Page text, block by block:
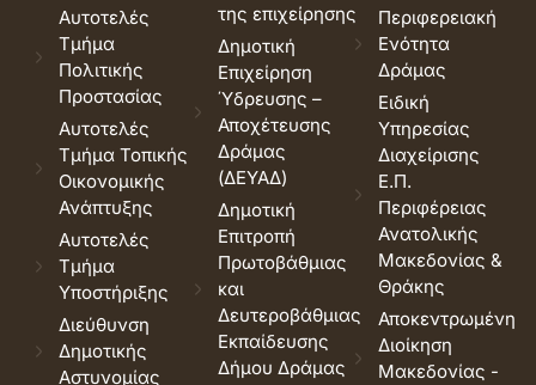
Αυτοτελές
Τμήμα
Πολιτικής
Προστασίας
Αυτοτελές
Τμήμα Τοπικής
Οικονομικής
Ανάπτυξης
Αυτοτελές
Τμήμα
Υποστήριξης
Διεύθυνση
Δημοτικής
Αστυνομίας
της επιχείρησης
Δημοτική
Επιχείρηση
Ύδρευσης –
Αποχέτευσης
Δράμας
(ΔΕΥΑΔ)
Δημοτική
Επιτροπή
Πρωτοβάθμιας
και
Δευτεροβάθμιας
Εκπαίδευσης
Δήμου Δράμας
Περιφερειακή
Ενότητα
Δράμας
Ειδική
Υπηρεσίας
Διαχείρισης
Ε.Π.
Περιφέρειας
Ανατολικής
Μακεδονίας &
Θράκης
Αποκεντρωμένη
Διοίκηση
Μακεδονίας -